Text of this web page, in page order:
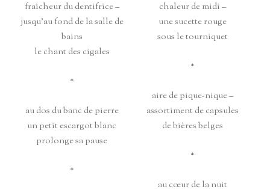
fraîcheur du dentifrice –
jusqu’au fond de la salle de
bains
le chant des cigales
*
au dos du banc de pierre
un petit escargot blanc
prolonge sa pause
*
chaleur de midi –
une sucette rouge
sous le tourniquet
*
aire de pique-nique –
assortiment de capsules
de bières belges
*
au cœur de la nuit